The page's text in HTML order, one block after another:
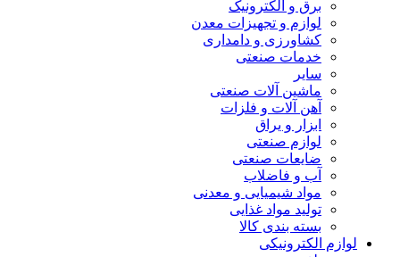
برق و الکترونیک
لوازم و تجهیزات معدن
کشاورزی و دامداری
خدمات صنعتی
سایر
ماشین آلات صنعتی
آهن آلات و فلزات
ابزار و یراق
لوازم صنعتی
ضایعات صنعتی
آب و فاضلاب
مواد شیمیایی و معدنی
تولید مواد غذایی
بسته بندی کالا
لوازم الکترونیکی